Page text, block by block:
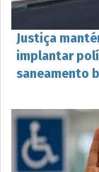
Justiça
implantar
saneamento